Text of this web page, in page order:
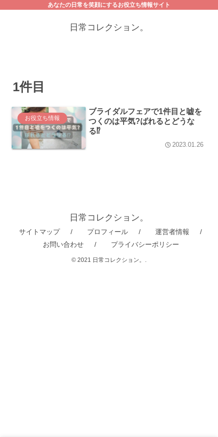
あなたの日常を笑顔にするお役立ち情報サイト
日常コレクション。
1件目
お役立ち情報
ブライダルフェアで1件目と嘘を
つくのは平気?ばれるとどうな
る⁉︎
2023.01.26
日常コレクション。
サイトマップ プロフィール
運営者情報
お問い合わせ
プライバシーポリシー
© 2021 日常コレクション。.